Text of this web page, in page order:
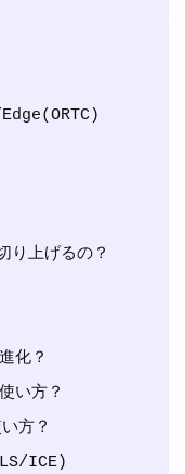
化？
い方？
ICE)